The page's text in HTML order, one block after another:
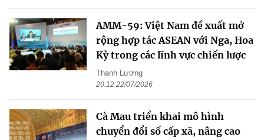
AMM-59: Việt Nam đề xuất mở
rộng hợp tác ASEAN với Nga, Hoa
Kỳ trong các lĩnh vực chiến lược
Thanh Lương
20:12 22/07/2026
Cà Mau triển khai mô hình
chuyển đổi số cấp xã, nâng cao